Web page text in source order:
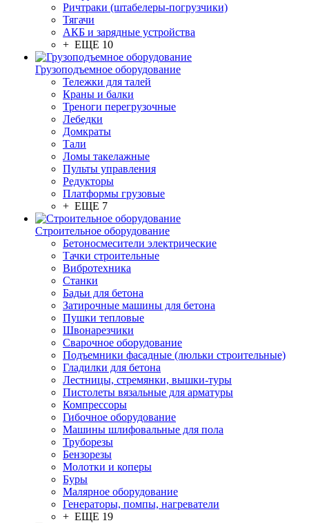
Ричтраки (штабелеры-погрузчики)
Тягачи
АКБ и зарядные устройства
+ ЕЩЕ 10
Грузоподъемное оборудование
Тележки для талей
Краны и балки
Треноги перегрузочные
Лебедки
Домкраты
Тали
Ломы такелажные
Пульты управления
Редукторы
Платформы грузовые
+ ЕЩЕ 7
Строительное оборудование
Бетоносмесители электрические
Тачки строительные
Вибротехника
Станки
Бадьи для бетона
Затирочные машины для бетона
Пушки тепловые
Швонарезчики
Сварочное оборудование
Подъемники фасадные (люльки строительные)
Гладилки для бетона
Лестницы, стремянки, вышки-туры
Пистолеты вязальные для арматуры
Компрессоры
Гибочное оборудование
Машины шлифовальные для пола
Труборезы
Бензорезы
Молотки и коперы
Буры
Малярное оборудование
Генераторы, помпы, нагреватели
+ ЕЩЕ 19